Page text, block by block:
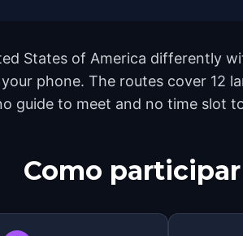
States of America differently
phone. The routes cover 12
guide to meet and no time slot
Como